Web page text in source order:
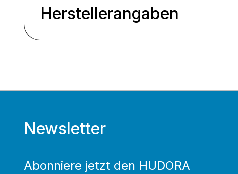
Herstellerangaben
Newsletter
Abonniere jetzt den HUDORA